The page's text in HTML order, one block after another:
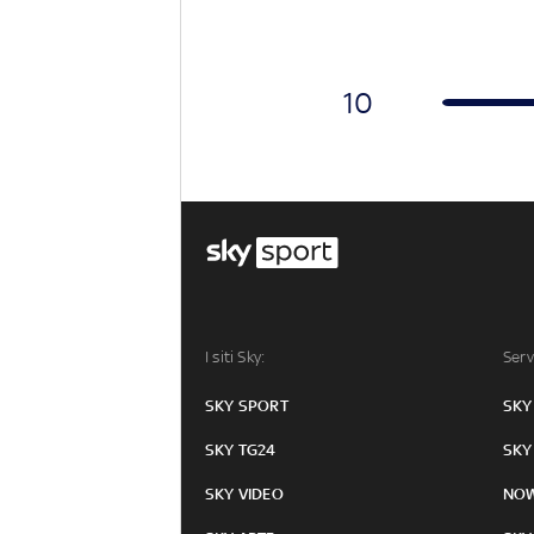
10
I siti Sky:
SKY SPORT
SKY TG24
SKY VIDEO